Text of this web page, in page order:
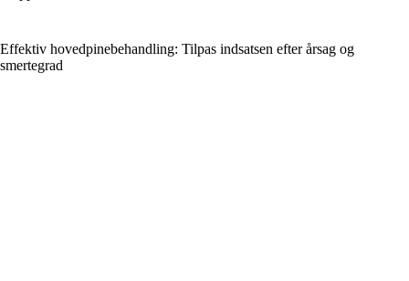
Effektiv hovedpinebehandling: Tilpas indsatsen efter årsag og
smertegrad